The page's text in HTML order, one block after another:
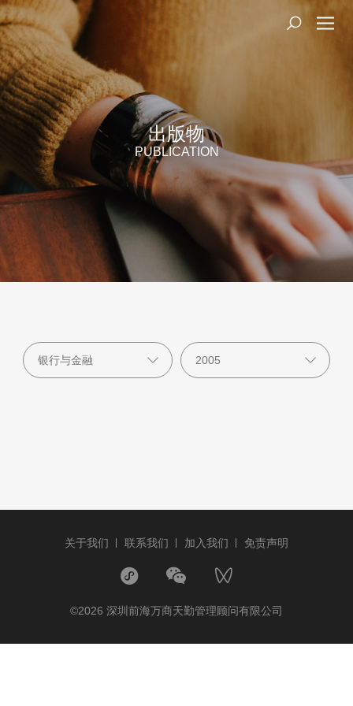
出版物
PUBLICATION
关于我们 联系我们 加入我们 免责声明
©2026 深圳前海万商天勤管理顾问有限公司